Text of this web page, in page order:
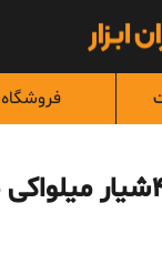
فروشگاه